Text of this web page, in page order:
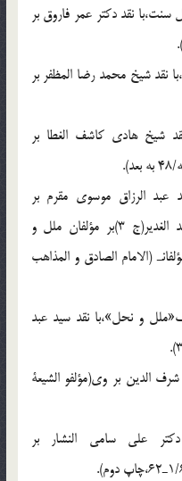
اهل سنت،با نقد دكتر عمر فاروق بر
نقد شيخ محمد رضا المظفر بر
نقد شيخ هادى كاشف الغطا بر
نقد سيد عبد الرزاق موسوى مقرم بر
وىـ(الشهيد مسلم بن عقيل/97ـ98). نقد الغدير(ج 3)بر مؤلفان ملل و
(الامام الصادق و المذاهب
و نحل»،با نقد سيد عبد
نقد شرف الدين بر وى(مؤلفو الشيعة
نقد دكتر على سامى النشار بر